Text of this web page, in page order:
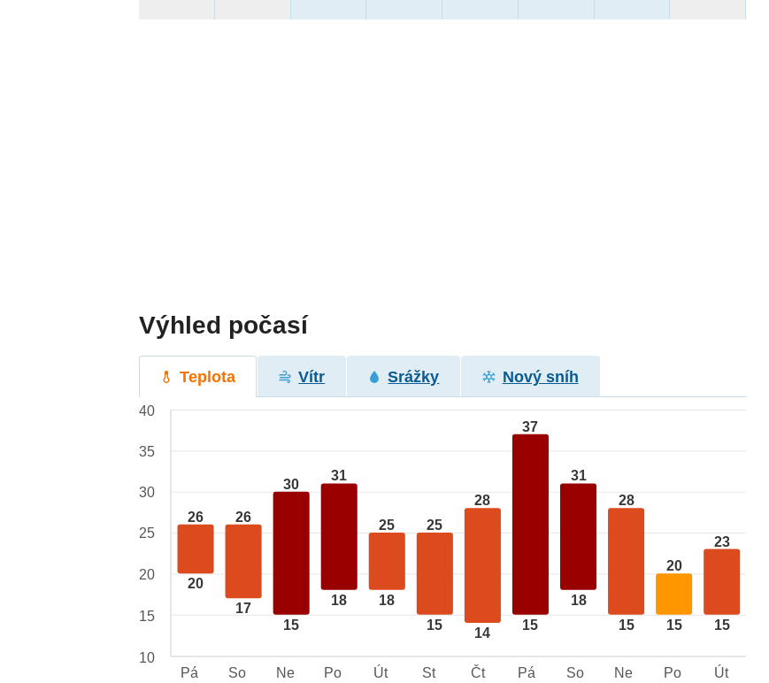
Výhled počasí
Teplota Vítr Srážky Nový sníh
26
20
26
17
30
15
31
18
25
18
25
15
28
14
37
15
31
18
28
15
20
15
23
15
40
35
30
25
20
15
10
Pá
So Ne Po Út St Čt Pá So Ne Po Út